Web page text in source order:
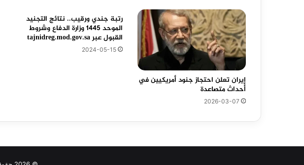
إيران تعلن احتجاز جنود أمريكيين في
أحداث متصاعدة
2026-03-07
رتبة جندي ورقيب.. نتائج التجنيد
الموحد 1445 وزارة الدفاع وشروط
القبول عبر tajnidreg.mod.gov.sa
2024-05-15